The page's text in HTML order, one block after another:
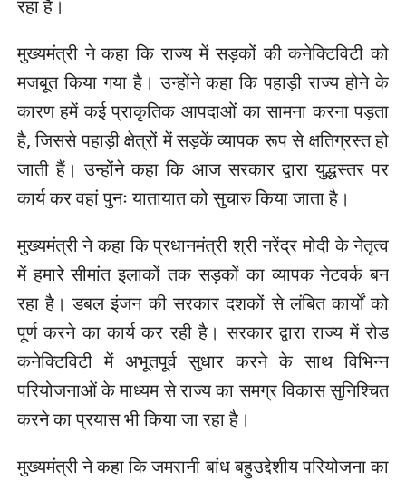
रहा है।
मुख्यमंत्री ने कहा कि राज्य में सड़कों की कनेक्टिविटी को
मजबूत किया गया है। उन्होंने कहा कि पहाड़ी राज्य होने के
कारण हमें कई प्राकृतिक आपदाओं का सामना करना पड़ता
है, जिससे पहाड़ी क्षेत्रों में सड़कें व्यापक रूप से क्षतिग्रस्त हो
जाती हैं। उन्होंने कहा कि आज सरकार द्वारा युद्धस्तर पर
कार्य कर वहां पुनः यातायात को सुचारु किया जाता है।
मुख्यमंत्री ने कहा कि प्रधानमंत्री श्री नरेंद्र मोदी के नेतृत्व
में हमारे सीमांत इलाकों तक सड़कों का व्यापक नेटवर्क बन
रहा है। डबल इंजन की सरकार दशकों से लंबित कार्यों को
पूर्ण करने का कार्य कर रही है। सरकार द्वारा राज्य में रोड
कनेक्टिविटी में अभूतपूर्व सुधार करने के साथ विभिन्न
परियोजनाओं के माध्यम से राज्य का समग्र विकास सुनिश्चित
करने का प्रयास भी किया जा रहा है।
मुख्यमंत्री ने कहा कि जमरानी बांध बहुउद्देशीय परियोजना का